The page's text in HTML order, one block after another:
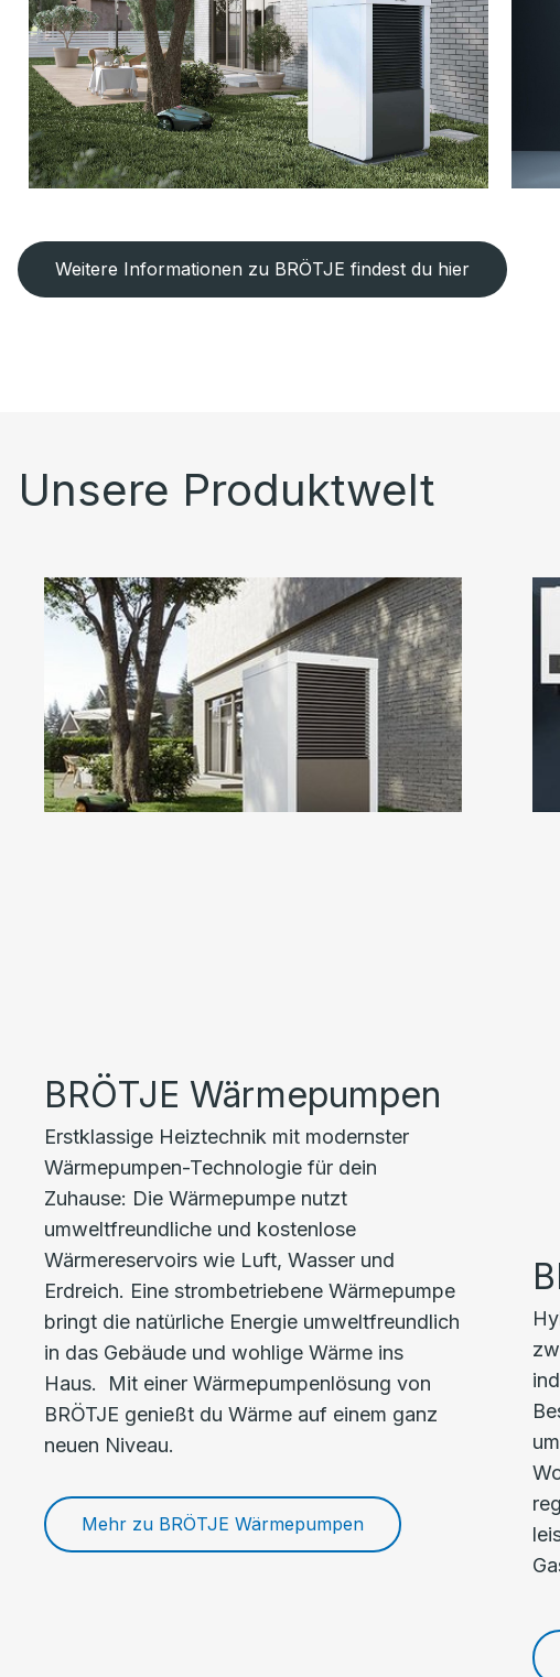
Weitere Informationen zu BRÖTJE findest du hier
Unsere Produktwelt
BRÖTJE Wärmepumpen
Erstklassige Heiztechnik mit modernster
Wärmepumpen-Technologie für dein
Zuhause: Die Wärmepumpe nutzt
umweltfreundliche und kostenlose
Wärmereservoirs wie Luft, Wasser und
Erdreich. Eine strombetriebene Wärmepumpe
bringt die natürliche Energie umweltfreundlich
in das Gebäude und wohlige Wärme ins
Haus. Mit einer Wärmepumpenlösung von
BRÖTJE genießt du Wärme auf einem ganz
neuen Niveau.
Mehr zu BRÖTJE Wärmepumpen